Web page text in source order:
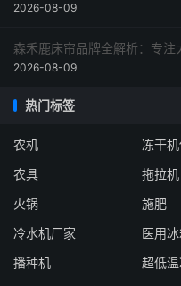
2026-08-09
森禾鹿床帘品牌全解析：专
2026-08-09
热门标签
农机 冻干
农具
拖拉机
火锅
施肥
冷水机厂家
医用
播种机
超低